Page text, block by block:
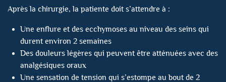
Après la chirurgie, la patiente doit s’attendre à :
Une enflure et des ecchymoses au niveau des seins qui
durent environ 2 semaines
Des douleurs légères qui peuvent être atténuées avec des
analgésiques oraux
Une sensation de tension qui s’estompe au bout de 2